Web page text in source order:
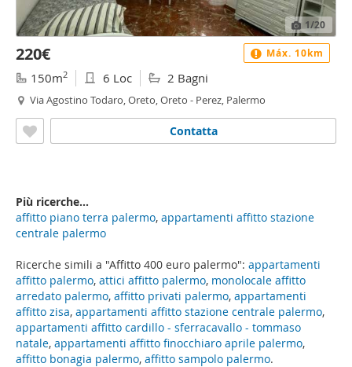
Ricerche simili a "Affitto 400 euro palermo": appartamenti
affitto palermo, attici affitto palermo, monolocale affitto
arredato palermo, affitto privati palermo, appartamenti
affitto zisa, appartamenti affitto stazione centrale palermo,
appartamenti affitto cardillo - sferracavallo - tommaso
natale, appartamenti affitto finocchiaro aprile palermo,
affitto bonagia palermo, affitto sampolo palermo.
1/20
220€
150m2 6 Loc 2 Bagni
Via Agostino Todaro, Oreto, Oreto - Perez, Palermo
Contatta
Máx. 10km
Più ricerche...
affitto piano terra palermo, appartamenti affitto stazione
centrale palermo